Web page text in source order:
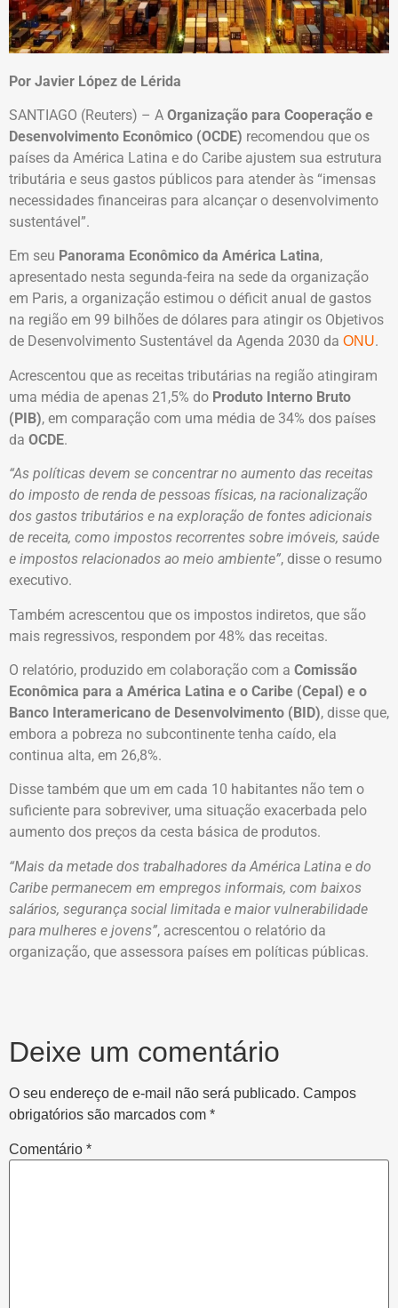
Por Javier López de Lérida
SANTIAGO (Reuters) – A Organização para Cooperação e
Desenvolvimento Econômico (OCDE) recomendou que os
países da América Latina e do Caribe ajustem sua estrutura
tributária e seus gastos públicos para atender às “imensas
necessidades financeiras para alcançar o desenvolvimento
sustentável”.
Em seu Panorama Econômico da América Latina,
apresentado nesta segunda-feira na sede da organização
em Paris, a organização estimou o déficit anual de gastos
na região em 99 bilhões de dólares para atingir os Objetivos
de Desenvolvimento Sustentável da Agenda 2030 da ONU.
Acrescentou que as receitas tributárias na região atingiram
uma média de apenas 21,5% do Produto Interno Bruto
(PIB), em comparação com uma média de 34% dos países
da OCDE.
“As políticas devem se concentrar no aumento das receitas
do imposto de renda de pessoas físicas, na racionalização
dos gastos tributários e na exploração de fontes adicionais
de receita, como impostos recorrentes sobre imóveis, saúde
e impostos relacionados ao meio ambiente”, disse o resumo
executivo.
Também acrescentou que os impostos indiretos, que são
mais regressivos, respondem por 48% das receitas.
O relatório, produzido em colaboração com a Comissão
Econômica para a América Latina e o Caribe (Cepal) e o
Banco Interamericano de Desenvolvimento (BID), disse que,
embora a pobreza no subcontinente tenha caído, ela
continua alta, em 26,8%.
Disse também que um em cada 10 habitantes não tem o
suficiente para sobreviver, uma situação exacerbada pelo
aumento dos preços da cesta básica de produtos.
“Mais da metade dos trabalhadores da América Latina e do
Caribe permanecem em empregos informais, com baixos
salários, segurança social limitada e maior vulnerabilidade
para mulheres e jovens”, acrescentou o relatório da
organização, que assessora países em políticas públicas.
Deixe um comentário
O seu endereço de e-mail não será publicado. Campos
obrigatórios são marcados com *
Comentário *